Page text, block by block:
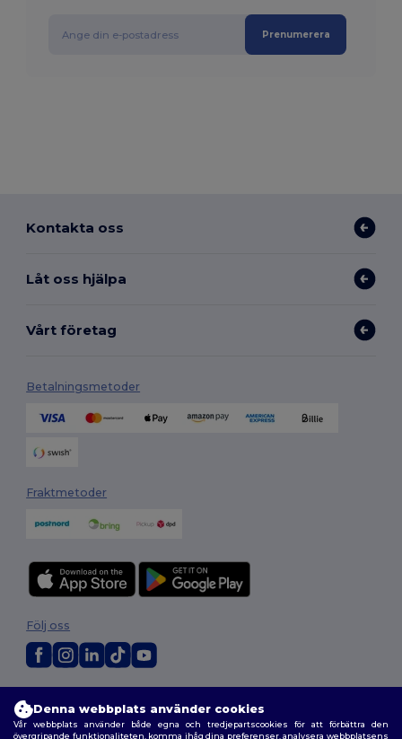
Prenumerera
Kontakta oss
Låt oss hjälpa
Vårt företag
Betalningsmetoder
Fraktmetoder
Allmänna Villkor| Anpassad policy|Integritetspolicy
|Karta över webbplatsen
Följ oss
Denna webbplats använder cookies
Vår webbplats använder både egna och tredjepartscookies för att förbättra den
övergripande funktionaliteten, komma ihåg dina preferenser, analysera webbplatsens